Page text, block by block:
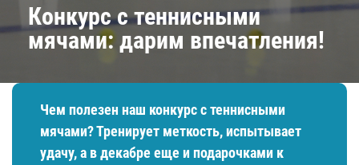
Конкурс с теннисными
мячами: дарим впечатления!
Чем полезен наш конкурс с теннисными
мячами? Тренирует меткость, испытывает
удачу, а в декабре еще и подарочками к